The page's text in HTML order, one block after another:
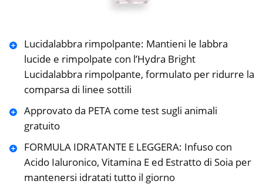
Lucidalabbra rimpolpante: Mantieni le labbra
lucide e rimpolpate con l’Hydra Bright
Lucidalabbra rimpolpante, formulato per ridurre la
comparsa di linee sottili
Approvato da PETA come test sugli animali
gratuito
FORMULA IDRATANTE E LEGGERA: Infuso con
Acido Ialuronico, Vitamina E ed Estratto di Soia per
mantenersi idratati tutto il giorno